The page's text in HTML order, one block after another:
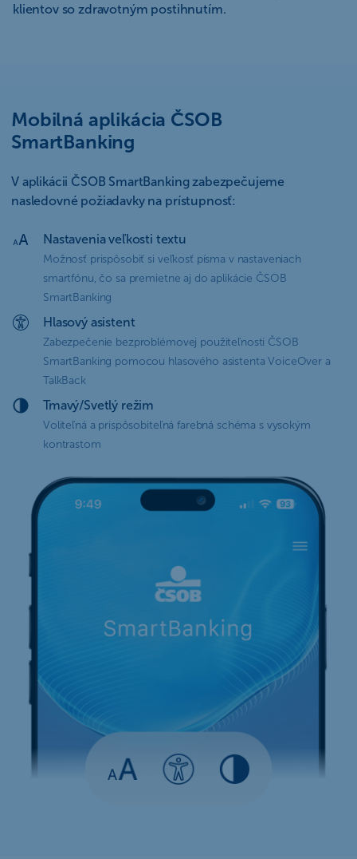
klientov so zdravotným postihnutím.
Mobilná aplikácia ČSOB
SmartBanking
V aplikácii ČSOB SmartBanking zabezpečujeme
nasledovné požiadavky na prístupnosť:
Nastavenia veľkosti textu
Možnosť prispôsobiť si veľkosť písma v nastaveniach
smartfónu, čo sa premietne aj do aplikácie ČSOB
SmartBanking
Hlasový asistent
Zabezpečenie bezproblémovej použiteľnosti ČSOB
SmartBanking pomocou hlasového asistenta VoiceOver a
TalkBack
Tmavý/Svetlý režim
Voliteľná a prispôsobiteľná farebná schéma s vysokým
kontrastom